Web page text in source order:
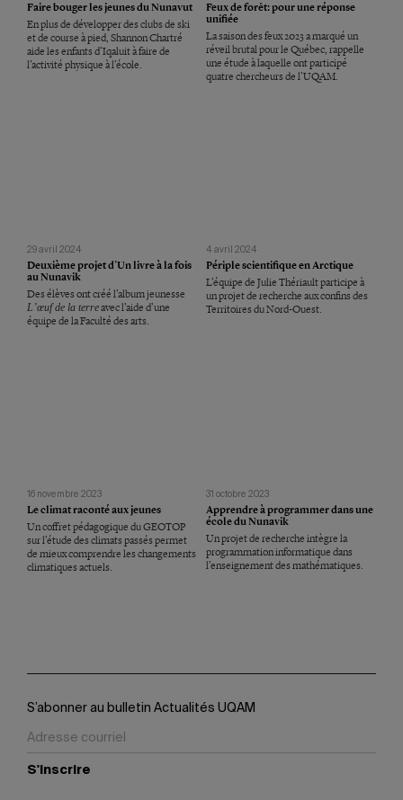
Faire bouger les jeunes du Nunavut
En plus de développer des clubs de ski
et de course à pied, Shannon Chartré
aide les enfants d’Iqaluit à faire de
l’activité physique à l’école.
Feux de forêt: pour une réponse
unifiée
La saison des feux 2023 a marqué un
réveil brutal pour le Québec, rappelle
une étude à laquelle ont participé
quatre chercheurs de l’UQAM.
29 avril 2024
Deuxième projet d’Un livre à la fois
au Nunavik
Des élèves ont créé l’album jeunesse
L’œuf de la terreavec l’aide d’une
équipe de la Faculté des arts.
4 avril 2024
Périple scientifique en Arctique
L’équipe de Julie Thériault participe à
un projet de recherche aux confins des
Territoires du Nord-Ouest.
16 novembre 2023
Le climat raconté aux jeunes
Un coffret pédagogique du GEOTOP
sur l’étude des climats passés permet
de mieux comprendre les changements
climatiques actuels.
31 octobre 2023
Apprendre à programmer dans une
école du Nunavik
Un projet de recherche intègre la
programmation informatique dans
l’enseignement des mathématiques.
S’abonner au bulletin Actualités UQAM
S'inscrire